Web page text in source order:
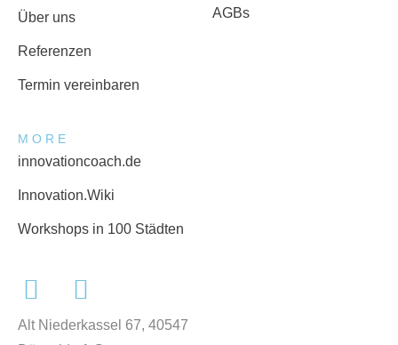
Über uns
Referenzen
Termin vereinbaren
AGBs
MORE
innovationcoach.de
Innovation.Wiki
Workshops in 100 Städten
Alt Niederkassel 67, 40547